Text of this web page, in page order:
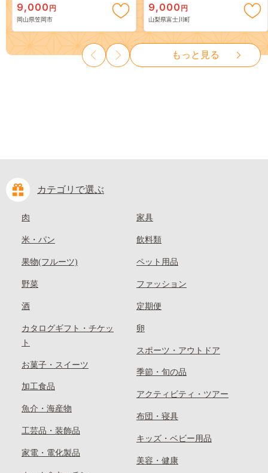
岡山 はくとう スイーツ フル
ーツ 果物 デザート 旬 モモ も
も 先行予約 送料無料 果物 岡
山県 笠岡市 清水白桃 白鳳 白
麗 クール便---
kasaoka_zsy_419_100---
9,000 円
岡山県笠岡市
３房） フルーツ 山梨県産 果
物 くだもの シャイン マスカ
ット ぶどう ブドウ 葡萄 大粒
種なし 先行予約 富士川町
10000円 一万円 9000円 九千円
9,000 円
山梨県富士川町
もっと見る
カテゴリで選ぶ
肉
米・パン
果物(フルーツ)
野菜
酒
カタログギフト・チケッ
ト
お菓子・スイーツ
加工食品
魚介・海産物
工芸品・装飾品
家電・電化製品
家具
飲料類
ペット用品
ファッション
定期便
卵
スポーツ・アウトドア
季節・旬の品
アクティビティ・ツアー
布団・寝具
キッズ・ベビー用品
美容・健康